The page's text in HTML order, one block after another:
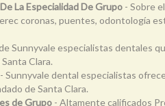
La Especialidad De Grupo - Sobre
coronas, puentes, odontología
Sunnyvale especialistas dentales
Clara.
- Sunnyvale dental especialistas
de Santa Clara.
de Grupo - Altamente calificados